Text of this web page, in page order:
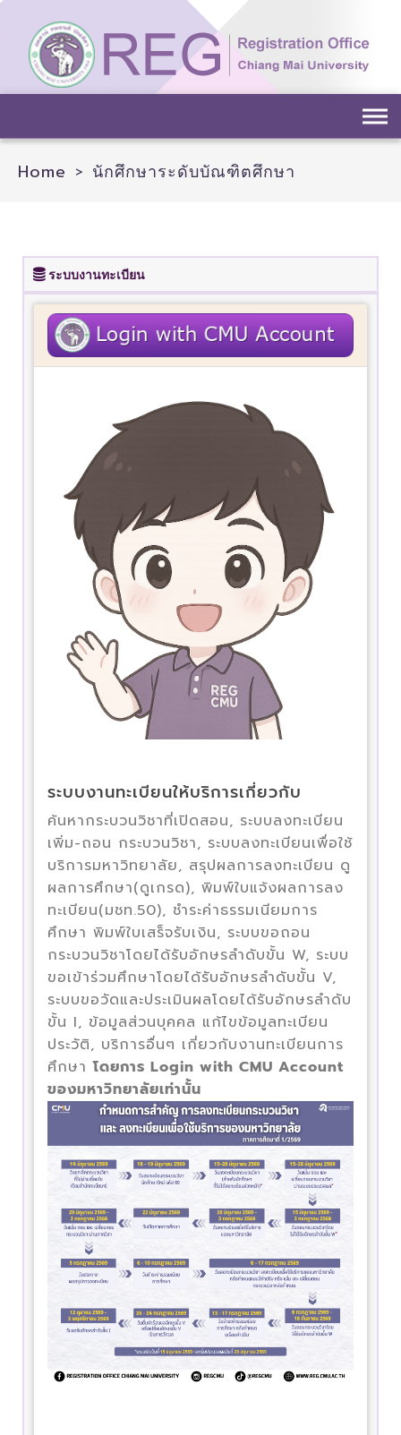
Home > นักศึกษาระดับบัณฑิตศึกษา
ระบบงานทะเบียน
ระบบงานทะเบียนให้บริการเกี่ยวกับ
ค้นหากระบวนวิชาที่เปิดสอน, ระบบลงทะเบียน
เพิ่ม-ถอน กระบวนวิชา, ระบบลงทะเบียนเพื่อใช้
บริการมหาวิทยาลัย, สรุปผลการลงทะเบียน ดู
ผลการศึกษา(ดูเกรด), พิมพ์ใบแจ้งผลการลง
ทะเบียน(มชท.50), ชำระค่าธรรมเนียมการ
ศึกษา พิมพ์ใบเสร็จรับเงิน, ระบบขอถอน
กระบวนวิชาโดยได้รับอักษรลำดับขั้น W, ระบบ
ขอเข้าร่วมศึกษาโดยได้รับอักษรลำดับขั้น V,
ระบบขอวัดและประเมินผลโดยได้รับอักษรลำดับ
ขั้น I, ข้อมูลส่วนบุคคล แก้ไขข้อมูลทะเบียน
ประวัติ, บริการอื่นๆ เกี่ยวกับงานทะเบียนการ
ศึกษาโดยการ Login with CMU Account
ของมหาวิทยาลัยเท่านั้น